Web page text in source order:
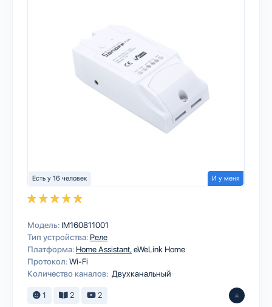
Есть у 16 человек И у меня
Модель: IM160811001
Тип устройства: Реле
Платформа: Home AssistanteWeLink Home
Протокол:Wi-Fi
Количество каналов: Двухканальный
1 2 2